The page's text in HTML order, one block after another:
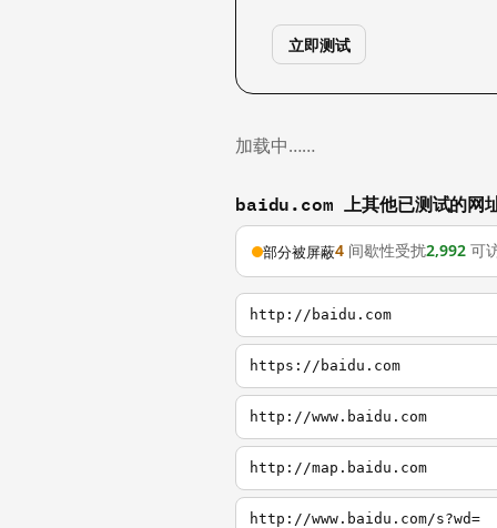
立即测试
加载中……
baidu.com 上其他已测试的网
部分被屏蔽4 间歇性受扰2,992 可
http://baidu.com
https://baidu.com
http://www.baidu.com
http://map.baidu.com
http://www.baidu.com/s?wd=